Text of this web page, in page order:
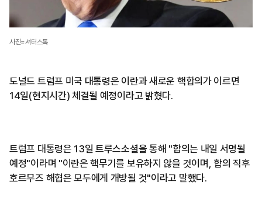
사진=셔터스톡
도널드 트럼프 미국 대통령은 이란과 새로운 핵합의가 이르면
14일(현지시간) 체결될 예정이라고 밝혔다.
트럼프 대통령은 13일 트루스소셜을 통해 "합의는 내일 서명될
예정"이라며 "이란은 핵무기를 보유하지 않을 것이며, 합의 직후
호르무즈 해협은 모두에게 개방될 것"이라고 말했다.